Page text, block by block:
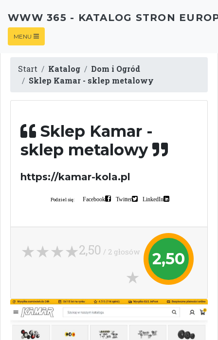
WWW 365 - KATALOG STRON
MENU
Start Katalog
Dom i Ogród
Sklep Kamar - sklep metalowy
Sklep Kamar -
sklep metalowy
https://kamar-kola.pl
Podziel się: Facebook Twitter LinkedIn
2,50
2,50 / 2 głosów